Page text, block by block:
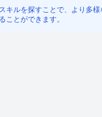
キルを探すことで、より多
ことができます。